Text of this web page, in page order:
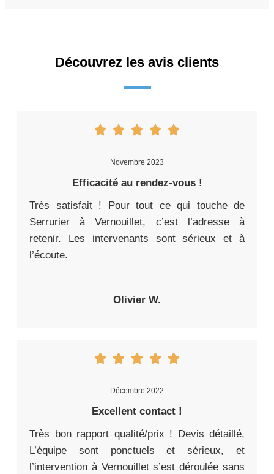
Découvrez les avis clients
Novembre 2023
Efficacité au rendez-vous !
Très satisfait ! Pour tout ce qui touche de
Serrurier à Vernouillet, c’est l’adresse à
retenir. Les intervenants sont sérieux et à
l’écoute.
Olivier W.
Décembre 2022
Excellent contact !
Très bon rapport qualité/prix ! Devis détaillé,
L’équipe sont ponctuels et sérieux, et
l’intervention à Vernouillet s’est déroulée sans